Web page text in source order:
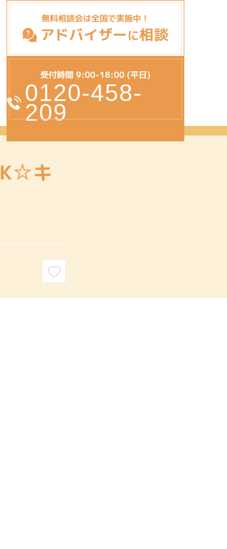
無料相談会は全国で実施中！
アドバイザーに相談
受付時間 9:00-18:00 (平日)
0120-458-
209
キ